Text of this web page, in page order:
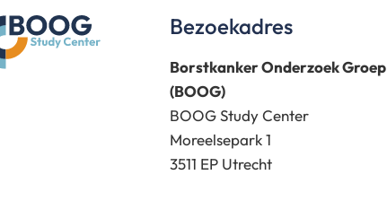
Bezoekadres
Borstkanker Onderzoek Groep
(BOOG)
BOOG Study Center
Moreelsepark 1
3511 EP Utrecht